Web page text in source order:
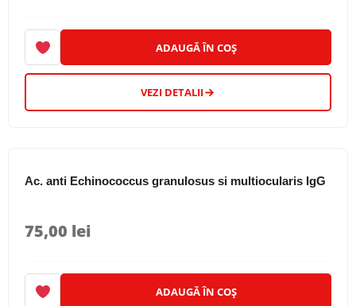
ADAUGĂ ÎN COȘ
VEZI DETALII
Ac. anti Echinococcus granulosus si multiocularis IgG
75,00 lei
ADAUGĂ ÎN COȘ